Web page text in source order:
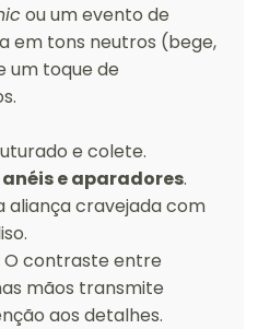
ou um evento de
em tons neutros (bege,
um toque de
e colete.
anéis e aparadores.
aliança cravejada com
O contraste entre
mãos transmite
aos detalhes.